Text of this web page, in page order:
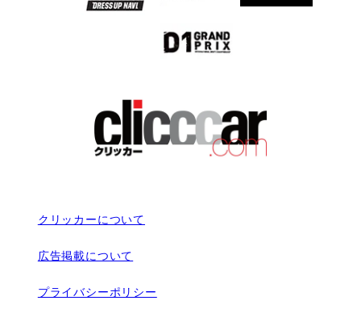
クリッカーについて
広告掲載について
プライバシーポリシー